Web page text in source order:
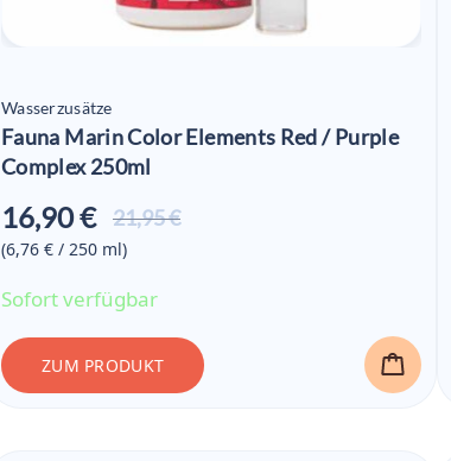
Wasserzusätze
Fauna Marin Color Elements Red / Purple
Complex 250ml
21,95 €
16,90 €
Aktueller
(6,76 € / 250 ml)
Sofort verfügbar
ZUM PRODUKT